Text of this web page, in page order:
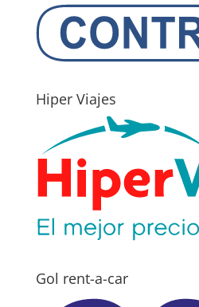
Hiper Viajes
Gol rent-a-car